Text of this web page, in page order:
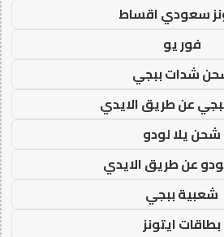
سعودي اقساط
فور يو
شدات ببجي
عن طريق الايدي
شحن يلا لودو
عن طريق الايدي
شعبية ببجي
بطاقات ايتونز